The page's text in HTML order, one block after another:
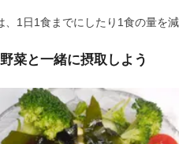
1日1食までにしたり1食の量を
菜と一緒に摂取しよう